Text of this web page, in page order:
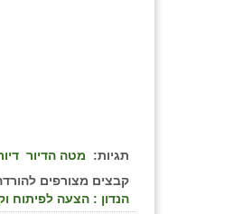
תגיות: מטה הדיור
קבצים מצורפים
הנדון : הצעה לפיתוח